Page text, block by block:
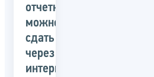
отчетность
можно
сдать
через
интернет